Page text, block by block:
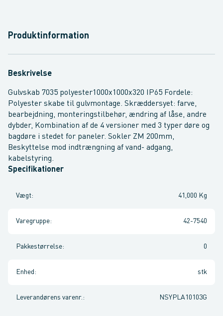
Produktinformation
Beskrivelse
Gulvskab 7035 polyester1000x1000x320 IP65 Fordele:
Polyester skabe til gulvmontage. Skræddersyet: farve,
bearbejdning, monteringstilbehør, ændring af låse, andre
dybder, Kombination af de 4 versioner med 3 typer døre og
bagdøre i stedet for paneler. Sokler ZM 200mm,
Beskyttelse mod indtrængning af vand- adgang,
kabelstyring.
Specifikationer
Vægt: 41,000 Kg
Varegruppe: 42-7540
Pakkestørrelse: 0
Enhed : stk
Leverandørens varenr. : NSYPLA10103G